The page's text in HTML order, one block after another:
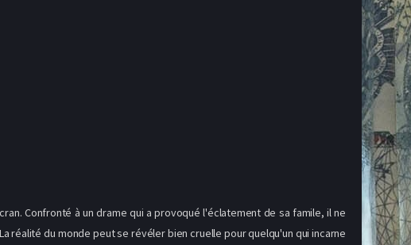
Confronté à un drame qui a provoqué l'éclatement de sa famile, il ne
du monde peut se révéler bien cruelle pour quelqu'un qui incarne